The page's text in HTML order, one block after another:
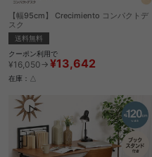
【幅95cm】 Crecimiento コンパクトデ
スク
送料無料
クーポン利用で
¥16,050→ ¥13,642
在庫：△